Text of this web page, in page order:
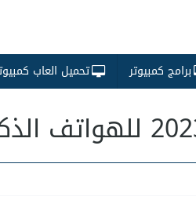
برامج كمبيوتر تحميل العاب